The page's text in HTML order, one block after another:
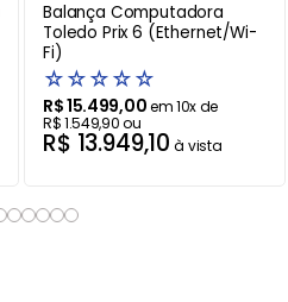
Balança Computadora
Toledo Prix 6 (Ethernet/Wi-
Fi)
☆☆☆☆☆
R$15.499,00em10x de
R$1.549,90ou
R$ 13.949,10 à vista